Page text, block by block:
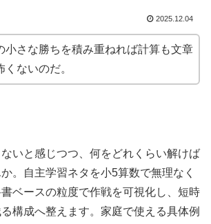
2025.12.04
小さな勝ちを積み重ねれば計算も文章
くないのだ。
いと感じつつ、何をどれくらい解けば
。自主学習ネタを小5算数で無理なく
ベースの粒度で作戦を可視化し、短時
構成へ整えます。家庭で使える具体例